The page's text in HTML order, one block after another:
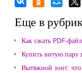
Еще в
Как сжать PDF-
Купить витую пару
Вытяжной зонт: что